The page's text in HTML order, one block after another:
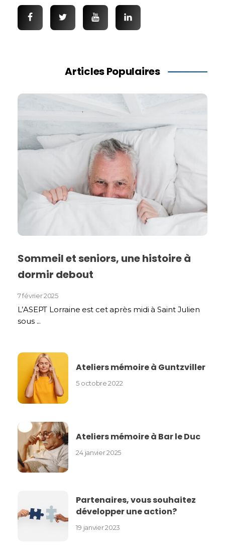
Articles Populaires
Sommeil et seniors, une histoire à
dormir debout
7 février 2025
L’ASEPT Lorraine est cet après midi à Saint Julien
sous ...
Ateliers mémoire à Guntzviller
5 octobre 2022
Ateliers mémoire à Bar le Duc
24 janvier 2025
Partenaires, vous souhaitez
développer une action?
19 janvier 2023